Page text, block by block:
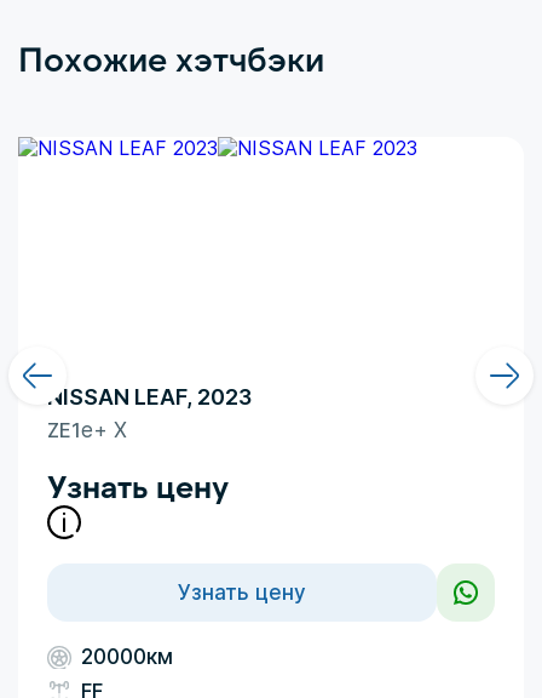
Здесь больше доминирует чувство безумного
Похожие хэтчбэки
20000км
FF
NISSAN LEAF, 2023
ZE1e+ X
Узнать цену
Узнать цену